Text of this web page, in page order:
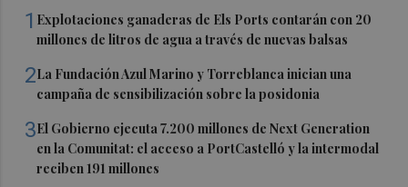
1 Explotaciones ganaderas de Els Ports contarán con 20
millones de litros de agua a través de nuevas balsas
2La Fundación Azul Marino y Torreblanca inician una
campaña de sensibilización sobre la posidonia
3El Gobierno ejecuta 7.200 millones de Next Generation
en la Comunitat: el acceso a PortCastelló y la intermodal
reciben 191 millones